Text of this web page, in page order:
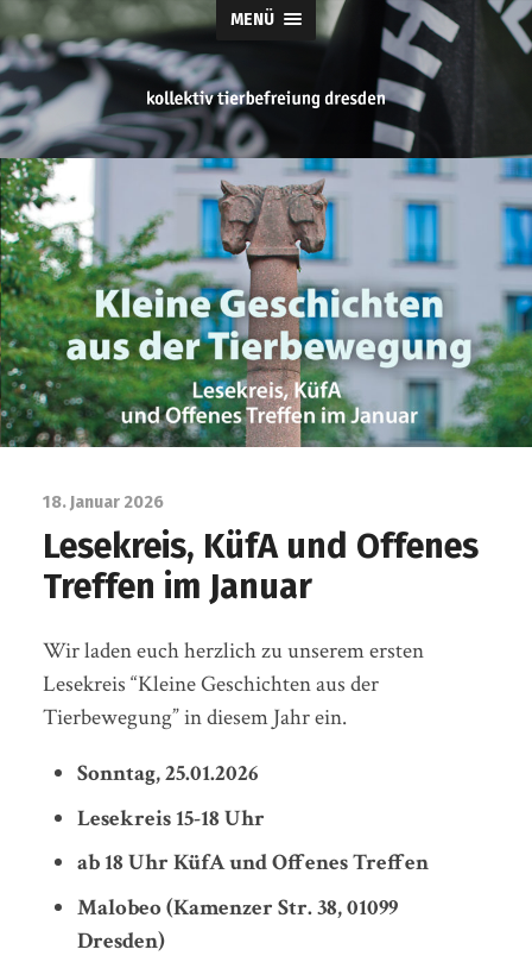
MENÜ
tierbefreiung
dresden
18. Januar 2026
Lesekreis, KüfA und Offenes
Treffen im Januar
Wir laden euch herzlich zu unserem ersten
Lesekreis “Kleine Geschichten aus der
Tierbewegung” in diesem Jahr ein.
Sonntag, 25.01.2026
Lesekreis 15-18 Uhr
ab 18 Uhr KüfA und Offenes Treffen
Malobeo (Kamenzer Str. 38, 01099
Dresden)